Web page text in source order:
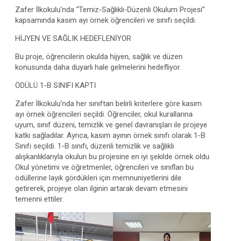
Zafer İlkokulu’nda “Temiz-Sağlıklı-Düzenli Okulum Projesi”
kapsamında kasım ayı örnek öğrencileri ve sınıfı seçildi.
HİJYEN VE SAĞLIK HEDEFLENİYOR
Bu proje, öğrencilerin okulda hijyen, sağlık ve düzen
konusunda daha duyarlı hale gelmelerini hedefliyor.
ÖDÜLÜ 1-B SINIFI KAPTI
Zafer İlkokulu’nda her sınıftan belirli kriterlere göre kasım
ayı örnek öğrencileri seçildi. Öğrenciler, okul kurallarına
uyum, sınıf düzeni, temizlik ve genel davranışları ile projeye
katkı sağladılar. Ayrıca, kasım ayının örnek sınıfı olarak 1-B
Sınıfı seçildi. 1-B sınıfı, düzenli temizlik ve sağlıklı
alışkanlıklarıyla okulun bu projesine en iyi şekilde örnek oldu
Okul yönetimi ve öğretmenler, öğrencileri ve sınıfları bu
ödüllerine layık gördükleri için memnuniyetlerini dile
getirerek, projeye olan ilginin artarak devam etmesini
temenni ettiler.